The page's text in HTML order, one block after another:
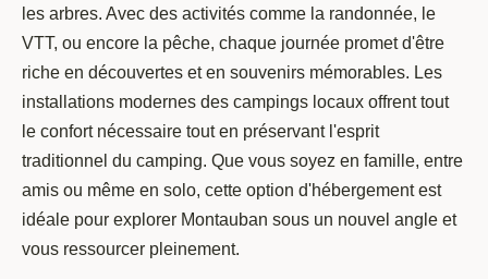
les arbres. Avec des activités comme la randonnée, le
VTT, ou encore la pêche, chaque journée promet d'être
riche en découvertes et en souvenirs mémorables. Les
installations modernes des campings locaux offrent tout
le confort nécessaire tout en préservant l'esprit
traditionnel du camping. Que vous soyez en famille, entre
amis ou même en solo, cette option d'hébergement est
idéale pour explorer Montauban sous un nouvel angle et
vous ressourcer pleinement.